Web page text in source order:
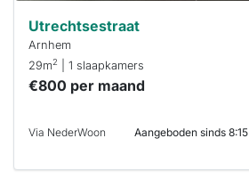
Utrechtsestraat
Arnhem
29m2 | 1 slaapkamers
€800 per maand
Via NederWoon Aangeboden sinds 8:15